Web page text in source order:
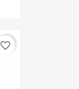
favorite_border